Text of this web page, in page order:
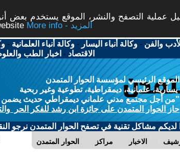
عملية التصفح والنشر، الموقع يستخدم بعض
More info - المزيد
والفن -وكالة أنباء اليسار -وكالة أنباء العلمانية -
الاقتصاد - اخبار الطب
الموقع الرئيسي لمؤسسة الحوار المتمدن
يسارية، علمانية، ديمقراطية، تطوعية وغير ربحية
"من أجل مجتمع مدني علماني ديمقراطي حديث يضمن
حاز الحوار المتمدن على جائزة ابن رشد للفكر الحر
لديكم مشاكل تقنية في تصفح الحوار المتمدن نرجو
الحوار المتمدن مراكز الاخبار